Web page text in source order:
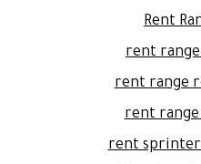
Rent
rent
rent range
rent
rent sprinter